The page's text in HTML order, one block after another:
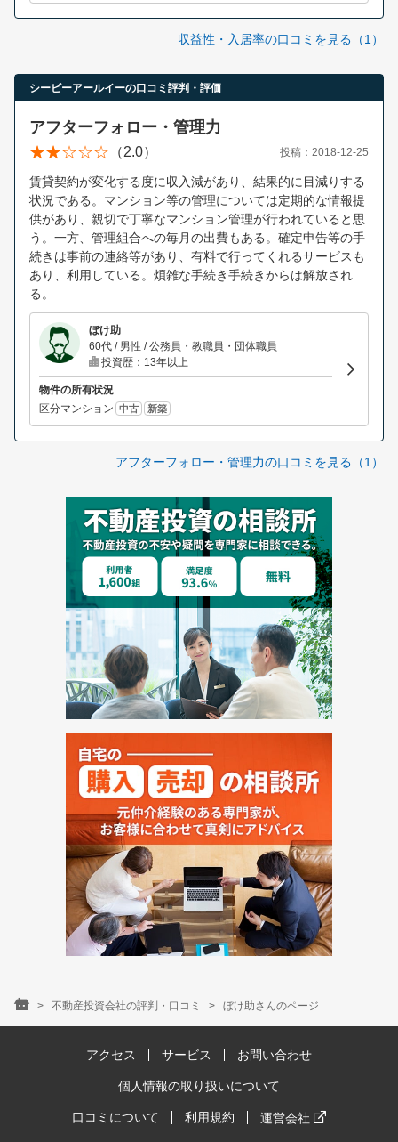
収益性・入居率の口コミを見る（1）
シービーアールイーの口コミ評判・評価
アフターフォロー・管理力
（2.0） 投稿：2018-12-25
賃貸契約が変化する度に収入減があり、結果的に目減りする
状況である。マンション等の管理については定期的な情報提
供があり、親切で丁寧なマンション管理が行われていると思
う。一方、管理組合への毎月の出費もある。確定申告等の手
続きは事前の連絡等があり、有料で行ってくれるサービスも
あり、利用している。煩雑な手続き手続きからは解放され
る。
ぼけ助
60代 / 男性 / 公務員・教職員・団体職員
投資歴：13年以上
物件の所有状況
区分マンション 中古 新築
アフターフォロー・管理力の口コミを見る（1）
不動産投資会社の評判・口コミ ぼけ助さんのページ
アクセス サービス お問い合わせ
個人情報の取り扱いについて
口コミについて 利用規約 運営会社